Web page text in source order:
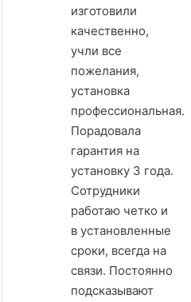
изготовили
качественно,
учли все
пожелания,
установка
профессиональная.
Порадовала
гарантия на
установку 3 года.
Сотрудники
работаю четко и
в установленные
сроки, всегда на
связи. Постоянно
подсказывают